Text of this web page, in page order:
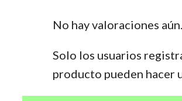
No hay valoraciones aún.
Solo los usuarios
producto pueden hacer